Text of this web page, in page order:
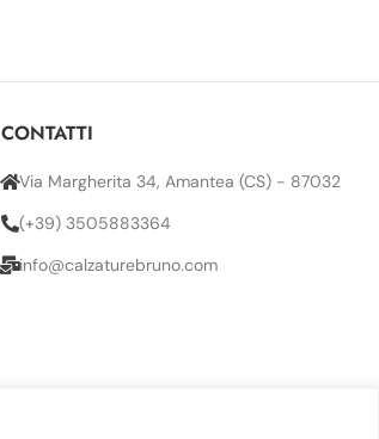
CONTATTI
Via Margherita 34, Amantea (CS) - 87032
(+39) 3505883364
info@calzaturebruno.com